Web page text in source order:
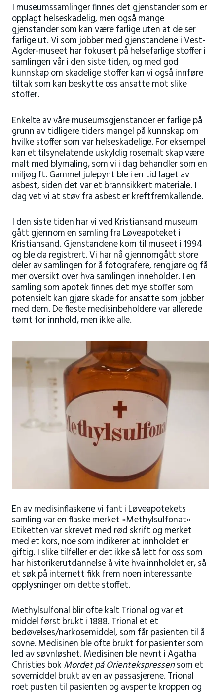
I museumssamlinger finnes det gjenstander som er
opplagt helseskadelig, men også mange
gjenstander som kan være farlige uten at de ser
farlige ut. Vi som jobber med gjenstandene i Vest-
Agder-museet har fokusert på helsefarlige stoffer i
samlingen vår i den siste tiden, og med god
kunnskap om skadelige stoffer kan vi også innføre
tiltak som kan beskytte oss ansatte mot slike
stoffer.
Enkelte av våre museumsgjenstander er farlige på
grunn av tidligere tiders mangel på kunnskap om
hvilke stoffer som var helseskadelige. For eksempel
kan et tilsynelatende uskyldig rosemalt skap være
malt med blymaling, som vi i dag behandler som en
miljøgift. Gammel julepynt ble i en tid laget av
asbest, siden det var et brannsikkert materiale. I
dag vet vi at støv fra asbest er kreftfremkallende.
I den siste tiden har vi ved Kristiansand museum
gått gjennom en samling fra Løveapoteket i
Kristiansand. Gjenstandene kom til museet i 1994
og ble da registrert. Vi har nå gjennomgått store
deler av samlingen for å fotografere, rengjøre og få
mer oversikt over hva samlingen inneholder. I en
samling som apotek finnes det mye stoffer som
potensielt kan gjøre skade for ansatte som jobber
med dem. De fleste medisinbeholdere var allerede
tømt for innhold, men ikke alle.
En av medisinflaskene vi fant i Løveapotekets
samling var en flaske merket «Methylsulfonat»
Etiketten var skrevet med rød skrift og merket
med et kors, noe som indikerer at innholdet er
giftig. I slike tilfeller er det ikke så lett for oss som
har historikerutdannelse å vite hva innholdet er, så
et søk på internett fikk frem noen interessante
opplysninger om dette stoffet.
Methylsulfonal blir ofte kalt Trional og var et
middel først brukt i 1888. Trional et et
bedøvelses/narkosemiddel, som får pasienten til å
sovne. Medisinen ble ofte brukt for pasienter som
led av søvnløshet. Medisinen ble nevnt i Agatha
Christies bok Mordet på Orientekspressensom et
sovemiddel brukt av en av passasjerene. Trional
roet pusten til pasienten og avspente kroppen og